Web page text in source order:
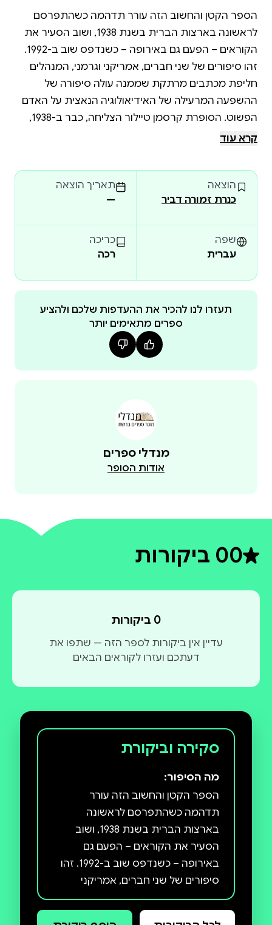
הספר הקטן והחשוב הזה עורר תדהמה כשהתפרסם
לראשונה בארצות הברית בשנת 1938, ושוב הסעיר את
הקוראים – הפעם גם באירופה – כשנדפס שוב ב-1992.
זהו סיפורים של שני חברים, אמריקני וגרמני, המנהלים
חליפת מכתבים מרתקת שממנה עולה סיפורה של
ההשפעה המרעילה של האידיאולוגיה הנאצית על האדם
הפשוט. הסופרת קרסמן טיילור הצליחה, כבר ב-1938,
לתפוס את תמצית הרוע שבנאציזם, והוציאה תחת ידיה
מופת. "הסיפור המודרני הזה הוא כליל השלמות. זהו כתב
האישום המרשים ביותר נגד הנאציזם שהופיע בספרות
היפה" – המבקר הספרותי של "ניו יורק טיימס"
קרא עוד
הוצאה
כנרת זמורה דביר
תאריך הוצאה
—
שפה
עברית
כריכה
רכה
תעזרו לנו להכיר את ההעדפות שלכם ולהציע
ספרים מתאימים יותר
מנדלי ספרים
אודות הסופר
0דירוג ממוצע 0 מתוך 5
0 ביקורות
0 ביקורות
עדיין אין ביקורות לספר הזה — שתפו את
דעתכם ועזרו לקוראים הבאים
סקירה וביקורת
מה הסיפור:
הספר הקטן והחשוב הזה עורר
תדהמה כשהתפרסם לראשונה
בארצות הברית בשנת 1938, ושוב
הסעיר את הקוראים – הפעם גם
באירופה – כשנדפס שוב ב-1992. זהו
סיפורים של שני חברים, אמריקני
וגרמני, המנהלים חליפת מכתבים
מרתקת שממנה עולה סיפורה של